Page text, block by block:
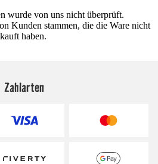
wurde von uns nicht überprüft.
Kunden stammen, die die Ware nicht
haben.
Zahlarten